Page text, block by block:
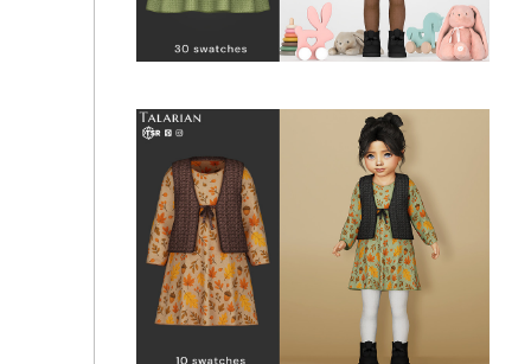
Платье - Valerie Polka Dot Dress With Bows
(toddler)
Arya Knitted Dress With Scarf